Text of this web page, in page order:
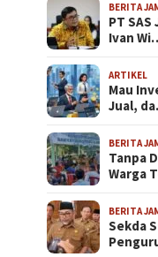
BERITA
PT SAS
Ivan
ARTIKEL
Mau
Jual,
BERITA
Tanpa
Warga
BERITA
Sekda